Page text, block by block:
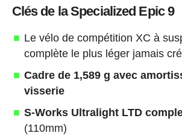
Clés de la Specialized Epic 9
Le vélo de compétition XC à
complète le plus léger jamais
Cadre de 1,589 g avec
visserie
S-Works Ultralight LTD
(110mm)